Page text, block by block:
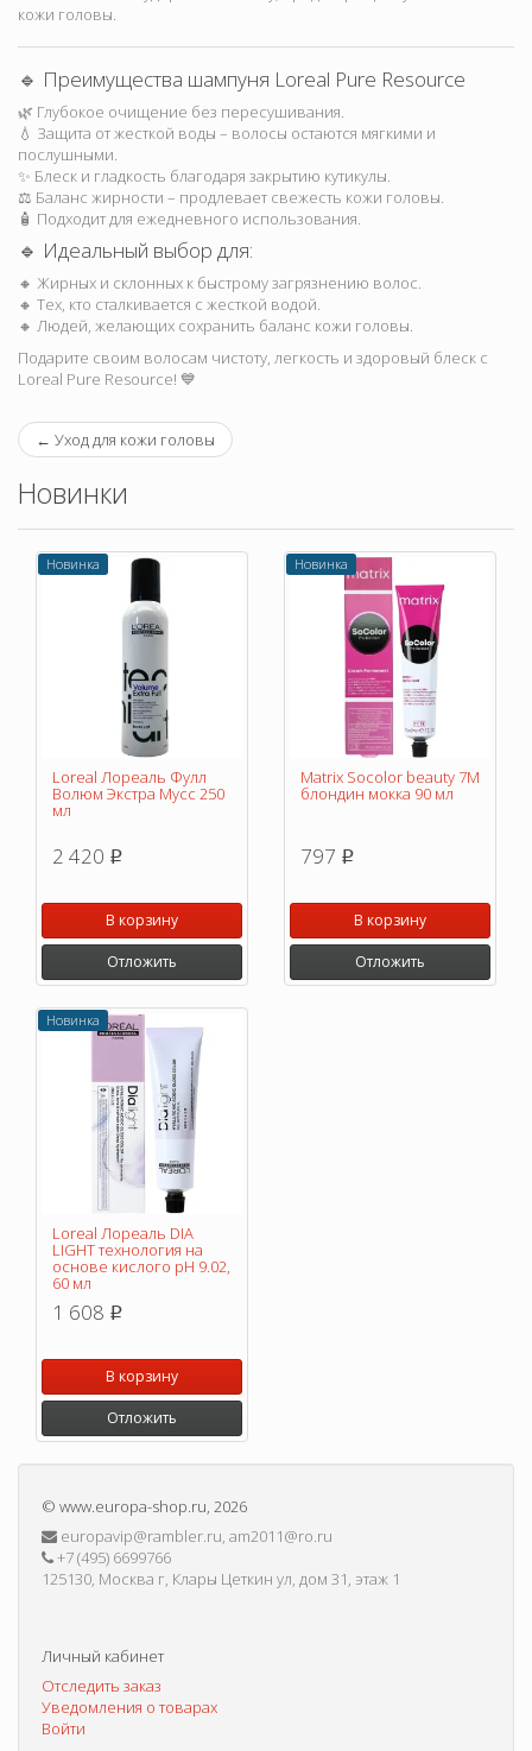
кожи головы.
🔹 Преимущества шампуня Loreal Pure Resource
🌿 Глубокое очищение без пересушивания.
💧 Защита от жесткой воды – волосы остаются мягкими и
послушными.
✨ Блеск и гладкость благодаря закрытию кутикулы.
⚖ Баланс жирности – продлевает свежесть кожи головы.
🧴 Подходит для ежедневного использования.
🔹 Идеальный выбор для:
🔸 Жирных и склонных к быстрому загрязнению волос.
🔸 Тех, кто сталкивается с жесткой водой.
🔸 Людей, желающих сохранить баланс кожи головы.
Подарите своим волосам чистоту, легкость и здоровый блеск с
Loreal Pure Resource! 💙
← Уход для кожи головы
Новинки
Новинка
Loreal Лореаль Фулл
Волюм Экстра Мусс 250
мл
2 420 p
В корзину
Отложить
Новинка
Matrix Socolor beauty 7M
блондин мокка 90 мл
797 p
В корзину
Отложить
Новинка
Loreal Лореаль DIA
LIGHT технология на
основе кислого pH 9.02,
60 мл
1 608 p
В корзину
Отложить
© www.europa-shop.ru, 2026
europavip@rambler.ru, am2011@ro.ru
+7 (495) 6699766
125130, Москва г, Клары Цеткин ул, дом 31, этаж 1
Личный кабинет
Отследить заказ
Уведомления о товарах
Войти